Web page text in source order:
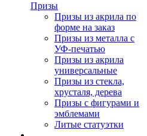
Призы
Призы из акрила по
форме на заказ
Призы из металла с
УФ-печатью
Призы из акрила
универсальные
Призы из стекла,
хрусталя, дерева
Призы с фигурами и
эмблемами
Литые статуэтки